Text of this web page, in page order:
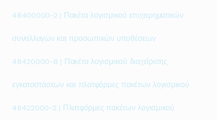
48400000-2 | Πακέτα λογισμικού επιχειρηματικών
συναλλαγών και προσωπικών υποθέσεων
48420000-8 | Πακέτα λογισμικού διαχείρισης
εγκαταστάσεων και πλατφόρμες πακέτων λογισμικού
48422000-2 | Πλατφόρμες πακέτων λογισμικού